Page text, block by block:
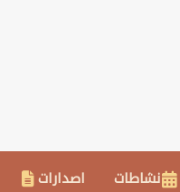
نشاطات اصدارات